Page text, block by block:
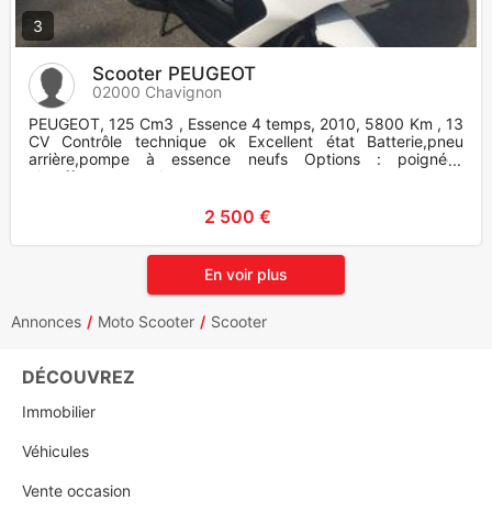
3
Scooter PEUGEOT
02000 Chavignon
PEUGEOT, 125 Cm3 , Essence 4 temps, 2010, 5800 Km , 13
CV Contrôle technique ok Excellent état Batterie,pneu
arrière,pompe à essence neufs Options : poignées
chauffantes et embo
2 500 €
En voir plus
Annonces Moto Scooter Scooter
DÉCOUVREZ
Immobilier
Véhicules
Vente occasion